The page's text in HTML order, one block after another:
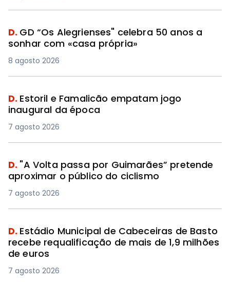
D. GD “Os Alegrienses" celebra 50 anos a
sonhar com «casa própria»
8 agosto 2026
D. Estoril e Famalicão empatam jogo
inaugural da época
7 agosto 2026
D. "A Volta passa por Guimarães” pretende
aproximar o público do ciclismo
7 agosto 2026
D. Estádio Municipal de Cabeceiras de Basto
recebe requalificação de mais de 1,9 milhões
de euros
7 agosto 2026